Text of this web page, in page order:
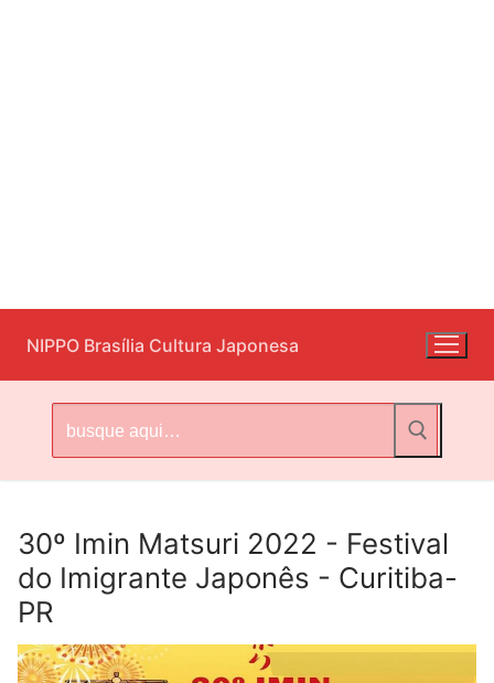
para
o
conteúdo
NIPPO Brasília Cultura Japonesa
por:
30º Imin Matsuri 2022 - Festival
do Imigrante Japonês - Curitiba-
PR